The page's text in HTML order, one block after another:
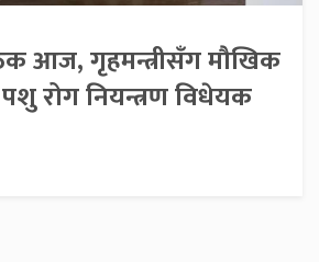
आज, गृहमन्त्रीसँग मौखिक
पशु रोग नियन्त्रण विधेयक